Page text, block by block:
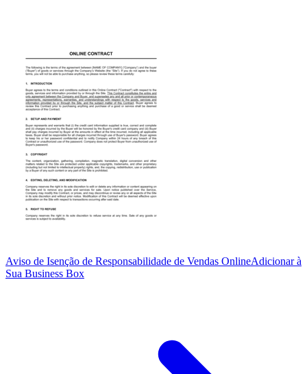
Aviso de Isenção de Responsabilidade de Vendas OnlineAdicionar à
Sua Business Box